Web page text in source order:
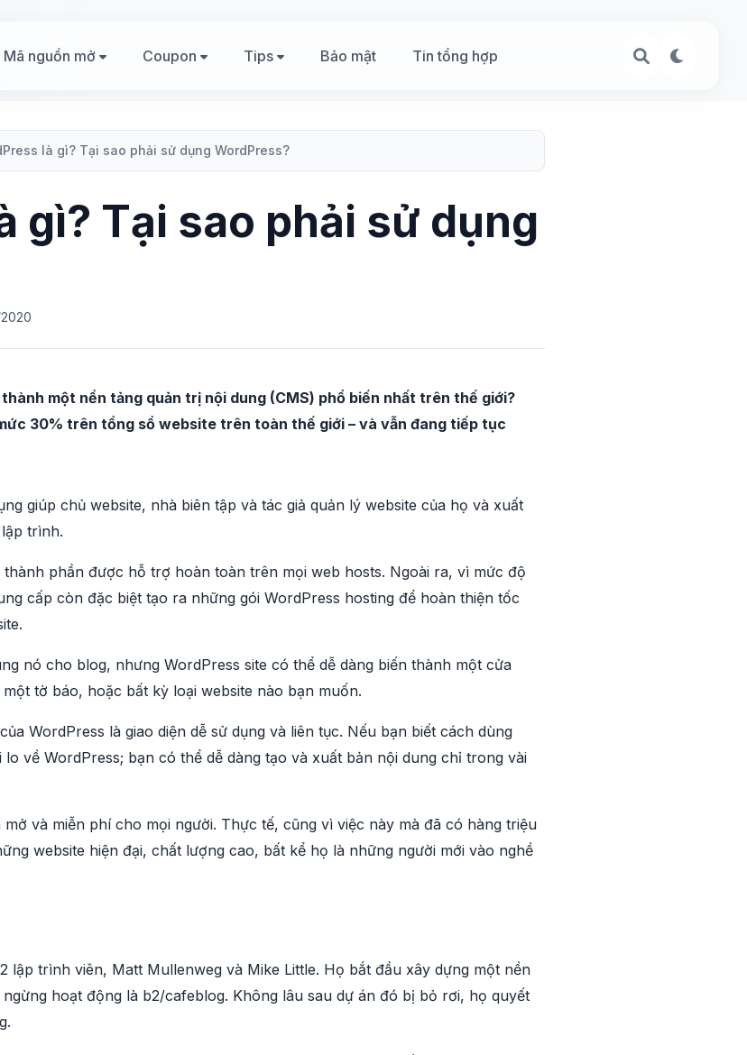
Mã nguồn mở Coupon Tips Bảo mật Tin tổng hợp
là gì? Tại sao phải sử dụng WordPress?
gì? Tại sao phải sử dụng
một nền tảng quản trị nội dung (CMS) phổ biến nhất trên thế giới?
30% trên tổng sổ website trên toàn thế giới – và vẫn đang tiếp tục
giúp chủ website, nhà biên tập và tác giả quản lý website của họ và xuất
trình.
thành phần được hỗ trợ hoàn toàn trên mọi web hosts. Ngoài ra, vì mức độ
cấp còn đặc biệt tạo ra những gói WordPress hosting để hoàn thiện tốc
nó cho blog, nhưng WordPress site có thể dễ dàng biến thành một cửa
tờ báo, hoặc bất kỳ loại website nào bạn muốn.
WordPress là giao diện dễ sử dụng và liên tục. Nếu bạn biết cách dùng
về WordPress; bạn có thể dễ dàng tạo và xuất bản nội dung chỉ trong vài
và miễn phí cho mọi người. Thực tế, cũng vì việc này mà đã có hàng triệu
website hiện đại, chất lượng cao, bất kể họ là những người mới vào nghề
lập trình viên, Matt Mullenweg và Mike Little. Họ bắt đầu xây dựng một nền
hoạt động là b2/cafeblog. Không lâu sau dự án đó bị bỏ rơi, họ quyết